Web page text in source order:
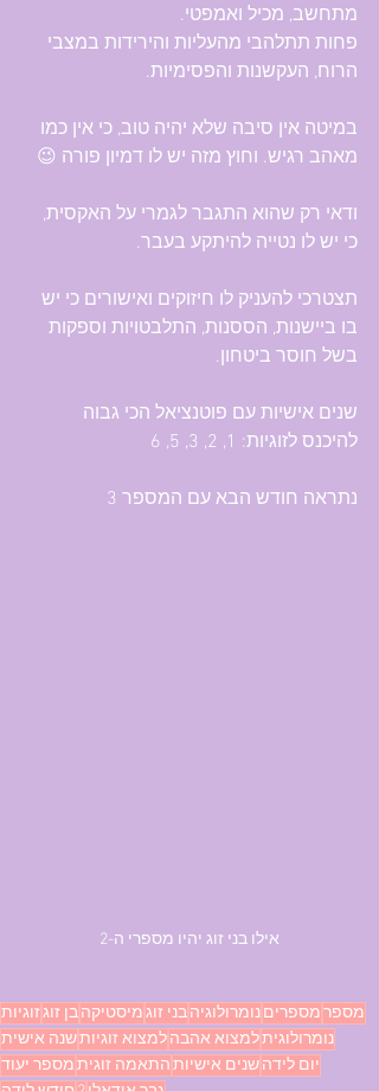
מתחשב, מכיל ואמפטי.
פחות תתלהבי מהעליות והירידות במצבי
הרוח, העקשנות והפסימיות.
במיטה אין סיבה שלא יהיה טוב, כי אין כמו
מאהב רגיש. וחוץ מזה יש לו דמיון פורה 😉
ודאי רק שהוא התגבר לגמרי על האקסית,
כי יש לו נטייה להיתקע בעבר.
תצטרכי להעניק לו חיזוקים ואישורים כי יש
בו ביישנות, הססנות, התלבטויות וספקות
בשל חוסר ביטחון.
שנים אישיות עם פוטנציאל הכי גבוה
להיכנס לזוגיות: 1, 2, 3, 5, 6
נתראה חודש הבא עם המספר 3
אילו בני זוג יהיו מספרי ה-2
זוגיותבן זוגמיסטיקהבני זוגנומרולוגיהמספריםמספר
שנה אישיתלמצוא זוגיותלמצוא אהבהנומרולוגית
מספר יעודהתאמה זוגיתשנים אישיותיום לידה